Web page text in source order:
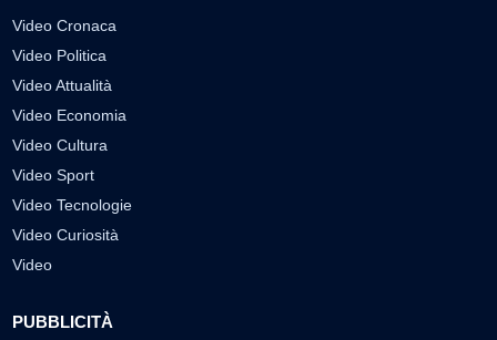
Video Cronaca
Video Politica
Video Attualità
Video Economia
Video Cultura
Video Sport
Video Tecnologie
Video Curiosità
Video
PUBBLICITÀ